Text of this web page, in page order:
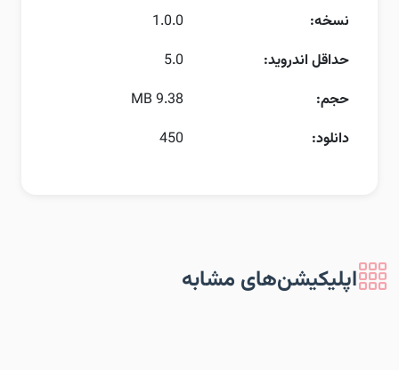
نسخه:
1.0.0
حداقل اندروید:
5.0
حجم:
9.38 MB
دانلود:
450
اپلیکیشن‌های مشابه